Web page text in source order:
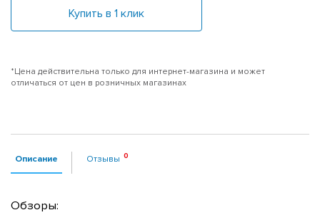
Купить в 1 клик
*Цена действительна только для интернет-магазина и может
отличаться от цен в розничных магазинах
Описание Отзывы
Обзоры: